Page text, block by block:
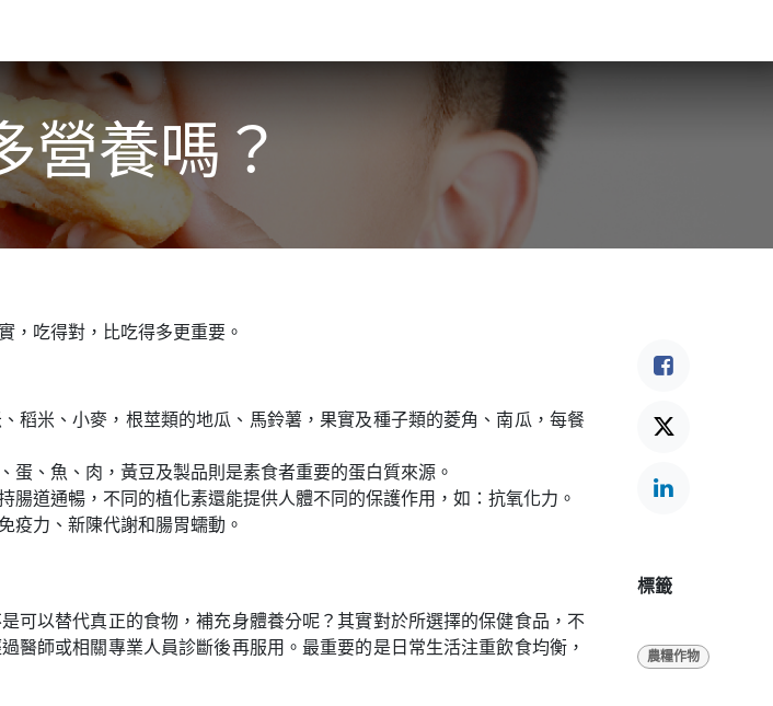
營養嗎？
，吃得對，比吃得多更重要。
稻米、小麥，根莖類的地瓜、馬鈴薯，果實及種子類的菱角、南瓜，每餐
、魚、肉，黃豆及製品則是素食者重要的蛋白質來源。
道通暢，不同的植化素還能提供人體不同的保護作用，如：抗氧化力。
疫力、新陳代謝和腸胃蠕動。
可以替代真正的食物，補充身體養分呢？其實對於所選擇的保健食品，不
師或相關專業人員診斷後再服用。最重要的是日常生活注重飲食均衡，
標籤
農糧作物